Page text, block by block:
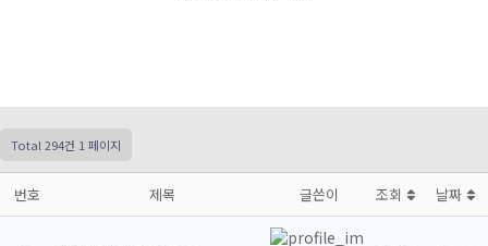
Total 294건 1 페이지
번호 제목 글쓴이 조회 날짜